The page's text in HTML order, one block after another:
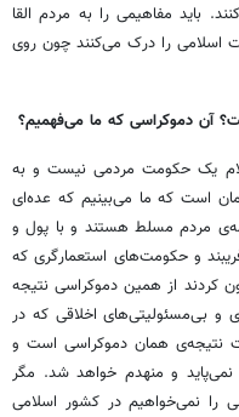
باید مفاهیمی را به مردم القا
اسلامی را درک می‌کنند چون روی
آن دموکراسی که ما می‌فهمیم؟
یک حکومت مردمی نیست و به
است که ما می‌بینیم که عده‌ای
مردم مسلط هستند و با پول و
و حکومت‌های استعمارگری که
کردند از همین دموکراسی نتیجه
و بی‌مسئولیتی‌های اخلاقی که در
نتیجه‌ی همان دموکراسی است و
و منهدم خواهد شد. مگر
را نمی‌خواهیم در کشور اسلامی